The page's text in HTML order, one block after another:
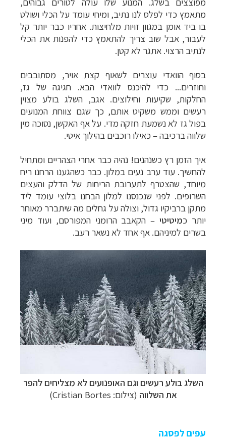
מתאמץ כדי לפלס לנו נתיב, ומיחי עומד על הכלי ושולט
בו ביד אומן במגוון זויות מלחיצות. אחריו כבר יותר קל
לעבור, אבל שוב צריך להתאמץ כדי להפנות את הכלי
לנתיב הרצוי. אתגר לא קטן.
בסוף הוואדי עוצרים לשאוף קצת אויר, מסתובבים
וחוזרים... כדי להיכנס לוואדי הבא. חגיגה של גז,
החלקות, שקיעות וחילוצים. אגב, השלג בולע מצוין
רעשים וממש משקיט אותם, כך שגם צווחת המנועים
בפול גז לא נשמעת חזקה מדי. על אף האקשן, נסוכה מין
שלווה ברכיבה–כאילו רוכבים בהילוך איטי.
איך הזמן רץ כשנהנים! נהיה כבר אחרי הצהריים ומתחיל
להחשיך. עוד ערב נעים במלון. כבר כשהגענו הרחנו ריח
מיוחד, שהצטרף לתערובת הריחות של הדלק והעצים
השרופים. לפני שנכנסנו למלון הבחנו בלוצי עומד ליד
מתקן ברביקיו גדול, וצולה על גחלים מה שיתברר מאוחר
יותר כמיטיטי –הקאבב הרומני המפורסם, ועוד מיני
בשרים למיניהם. אף אחד לא נשאר רעב.
השלג בולע רעשים וגם האופנועים לא מצליחים להפר
את השלווה (צילום: Cristian Bortes)
עפים לפסגה